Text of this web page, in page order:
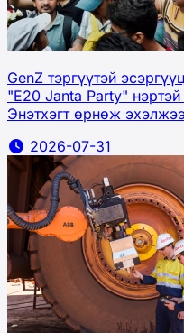
GenZ тэргүүтэй
"E20 Janta Party"
Энэтхэгт өрнөж
2026-07-31